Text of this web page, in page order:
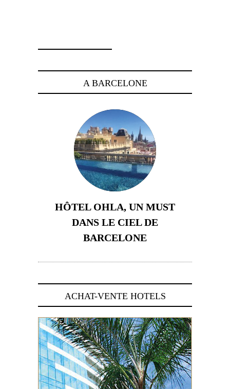
A BARCELONE
HÔTEL OHLA, UN MUST
DANS LE CIEL DE
BARCELONE
ACHAT-VENTE HOTELS